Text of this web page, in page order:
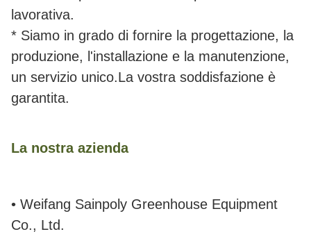
lavorativa.
* Siamo in grado di fornire la progettazione, la
produzione, l'installazione e la manutenzione,
un servizio unico.La vostra soddisfazione è
garantita.
La nostra azienda
• Weifang Sainpoly Greenhouse Equipment
Co., Ltd.